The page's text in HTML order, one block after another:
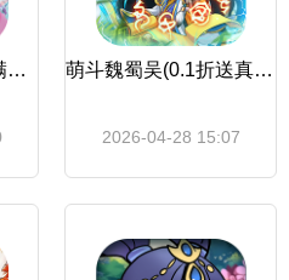
无畏三国(0.05折送满星魔将) 萌斗魏蜀吴(0.1折送真充神将)
2026-04-28 15:07